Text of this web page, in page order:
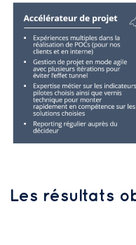
Les résultats